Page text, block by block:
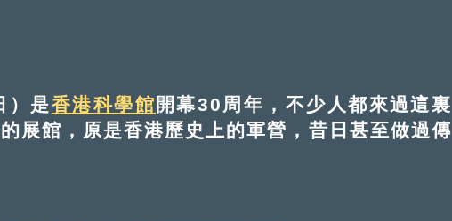
是香港科學館 開幕30周年，不少人都來過這裏
展館，原是香港歷史上的軍營，昔日甚至做過傳